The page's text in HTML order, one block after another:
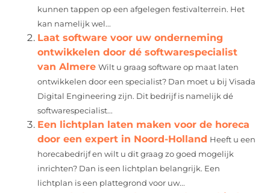
kunnen tappen op een afgelegen festivalterrein. Het
kan namelijk wel...
Laat software voor uw onderneming
ontwikkelen door dé softwarespecialist
van Almere Wilt u graag software op maat laten
ontwikkelen door een specialist? Dan moet u bij Visada
Digital Engineering zijn. Dit bedrijf is namelijk dé
softwarespecialist...
Een lichtplan laten maken voor de horeca
door een expert in Noord-Holland Heeft u een
horecabedrijf en wilt u dit graag zo goed mogelijk
inrichten? Dan is een lichtplan belangrijk. Een
lichtplan is een plattegrond voor uw...